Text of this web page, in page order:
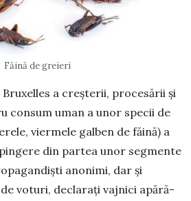
Făină de greieri
a creșterii, pro­cesării și
consum uman a unor specii de
vier­mele gal­ben de făină) a
din partea unor segmente
anonimi, dar și
voturi, declarați vajnici apă­ră­